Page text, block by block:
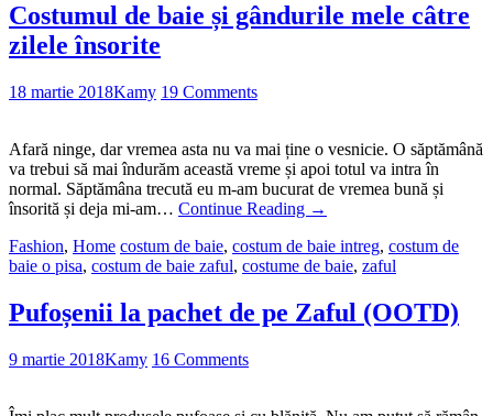
Costumul de baie și gândurile mele câtre
zilele însorite
18 martie 2018Kamy 19 Comments
Afară ninge, dar vremea asta nu va mai ține o vesnicie. O săptămână
va trebui să mai îndurăm această vreme și apoi totul va intra în
normal. Săptămâna trecută eu m-am bucurat de vremea bună și
însorită și deja mi-am… Continue Reading →
Fashion, Home costum de baie, costum de baie intreg, costum de
baie o pisa, costum de baie zaful, costume de baie, zaful
Pufoșenii la pachet de pe Zaful (OOTD)
9 martie 2018Kamy 16 Comments